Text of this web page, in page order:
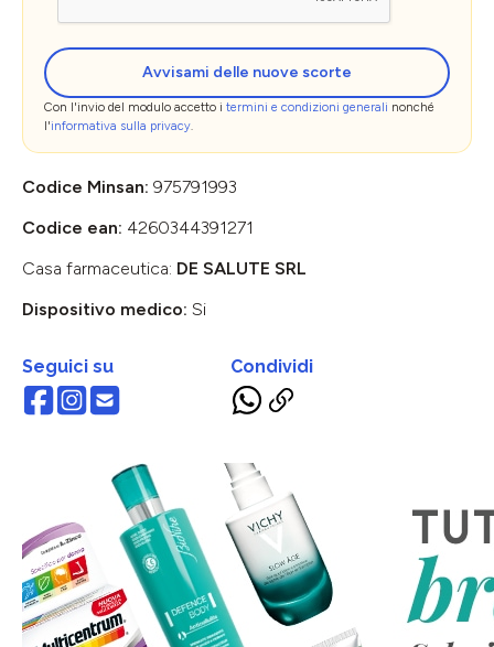
Avvisami delle nuove scorte
Con l'invio del modulo accetto i termini e condizioni generali nonché
l'informativa sulla privacy.
Codice Minsan: 975791993
Codice ean: 4260344391271
Casa farmaceutica: DE SALUTE SRL
Dispositivo medico: Si
Seguici su Condividi